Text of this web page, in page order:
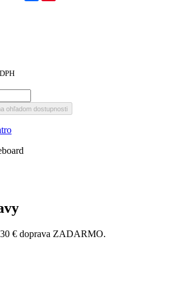
ohľadom dostupnosti
€ doprava ZADARMO.